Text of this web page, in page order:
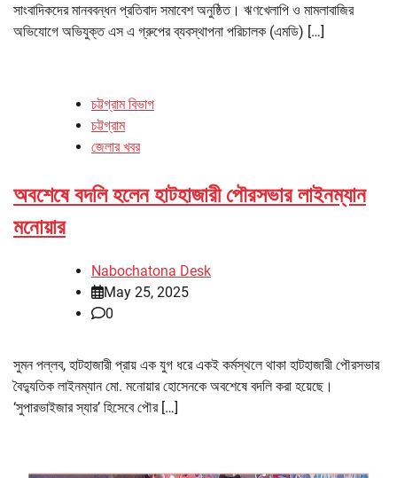
সাংবাদিকদের মানববন্ধন প্রতিবাদ সমাবেশ অনুষ্ঠিত। ঋণখেলাপি ও মামলাবাজির
অভিযোগে অভিযুক্ত এস এ গ্রুপের ব্যবস্থাপনা পরিচালক (এমডি) […]
চট্টগ্রাম বিভাগ
চট্টগ্রাম
জেলার খবর
অবশেষে বদলি হলেন হাটহাজারী পৌরসভার লাইনম্যান
মনোয়ার
Nabochatona Desk
May 25, 2025
0
সুমন পল্লব, হাটহাজারী প্রায় এক যুগ ধরে একই কর্মস্থলে থাকা হাটহাজারী পৌরসভার
বৈদ্যুতিক লাইনম্যান মো. মনোয়ার হোসেনকে অবশেষে বদলি করা হয়েছে।
‘সুপারভাইজার স্যার’ হিসেবে পৌর […]